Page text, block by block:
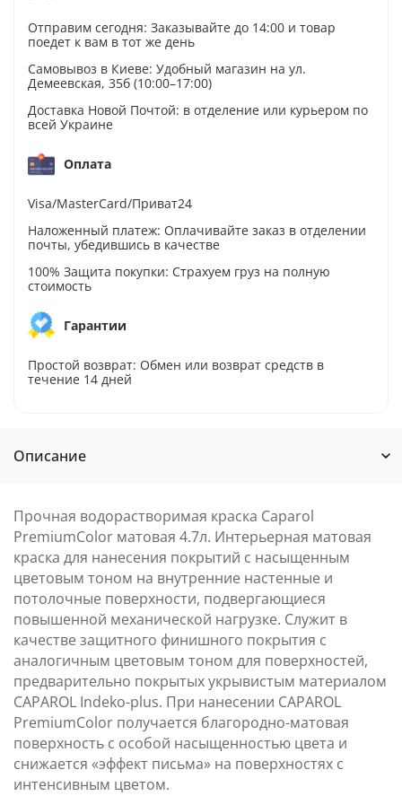
Отправим сегодня: Заказывайте до 14:00 и товар
поедет к вам в тот же день
Самовывоз в Киеве: Удобный магазин на ул.
Демеевская, 35б (10:00–17:00)
Доставка Новой Почтой: в отделение или курьером по
всей Украине
Оплата
Visa/MasterCard/Приват24
Наложенный платеж: Оплачивайте заказ в отделении
почты, убедившись в качестве
100% Защита покупки: Страхуем груз на полную
стоимость
Гарантии
Простой возврат: Обмен или возврат средств в
течение 14 дней
Описание
Прочная водорастворимая краска Caparol
PremiumColor матовая 4.7л. Интерьерная матовая
краска для нанесения покрытий с насыщенным
цветовым тоном на внутренние настенные и
потолочные поверхности, подвергающиеся
повышенной механической нагрузке. Служит в
качестве защитного финишного покрытия с
аналогичным цветовым тоном для поверхностей,
предварительно покрытых укрывистым материалом
CAPAROL Indeko-plus. При нанесении CAPAROL
PremiumColor получается благородно-матовая
поверхность с особой насыщенностью цвета и
снижается «эффект письма» на поверхностях с
интенсивным цветом.